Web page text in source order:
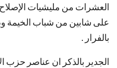
العشرات من مليشيات الإصلاح
على شابين من شباب الخيمة
بالفرار .
الجدير بالذكر ان عناصر حزب